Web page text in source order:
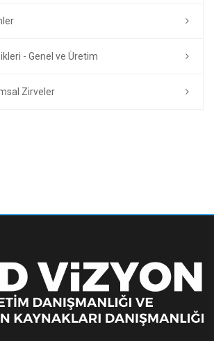
- Genel ve Üretim
Zirveler